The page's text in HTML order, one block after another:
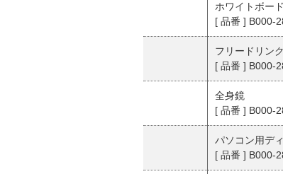
ホワイトボード
[ 品番 ] B000-
フリードリンク
[ 品番 ] B000-
全身鏡
[ 品番 ] B000-
パソコン用デ
[ 品番 ] B000-